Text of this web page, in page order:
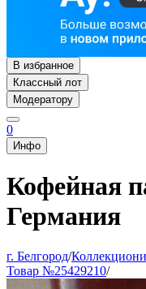
В избранное
Классный лот
Модератору
0
Инфо
Кофейная
Германия
г. Белгород/
Товар №25429210/